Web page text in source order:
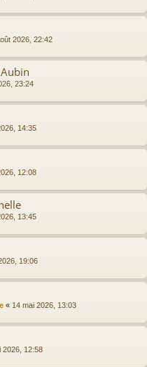
2026, 22:42
23:24
14:35
12:08
13:45
19:06
« 14 mai 2026, 13:03
2026, 12:58